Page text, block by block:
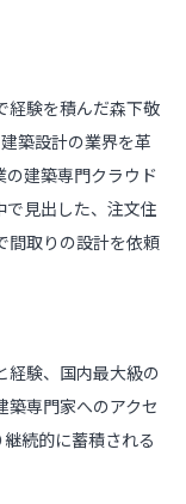
経験を積んだ森下敬
築設計の業界を革
建築専門クラウド
見出した、注文住
間取りの設計を依頼
経験、国内最大級の
専門家へのアクセ
続的に蓄積される